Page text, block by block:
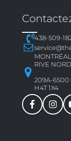
438-509-
RIVE NORD
209A-6500
H4T 1X4